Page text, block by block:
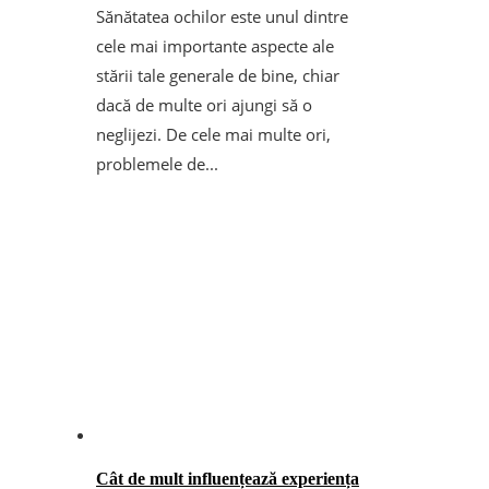
Sănătatea ochilor este unul dintre
cele mai importante aspecte ale
stării tale generale de bine, chiar
dacă de multe ori ajungi să o
neglijezi. De cele mai multe ori,
problemele de...
Cât de mult influențează experiența